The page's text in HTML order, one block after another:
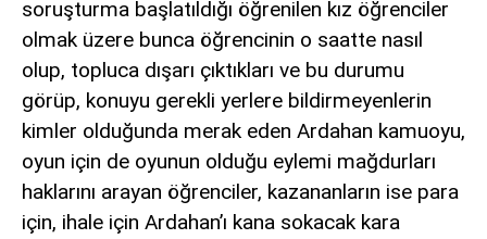
soruşturma başlatıldığı öğrenilen kız öğrenciler
olmak üzere bunca öğrencinin o saatte nasıl
olup, topluca dışarı çıktıkları ve bu durumu
görüp, konuyu gerekli yerlere bildirmeyenlerin
kimler olduğunda merak eden Ardahan kamuoyu,
oyun için de oyunun olduğu eylemi mağdurları
haklarını arayan öğrenciler, kazananların ise para
için, ihale için Ardahan’ı kana sokacak kara